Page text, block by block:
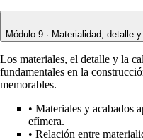
Módulo 9 · Materialidad, detalle
Los materiales, el detalle y la
fundamentales en la
memorables.
• Materiales y acabados
efímera.
• Relación entre